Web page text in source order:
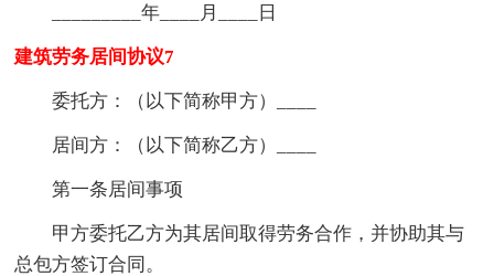
_________年____月____日
建筑劳务居间协议7
委托方：（以下简称甲方）____
居间方：（以下简称乙方）____
第一条居间事项
甲方委托乙方为其居间取得劳务合作，并协助其与
总包方签订合同。